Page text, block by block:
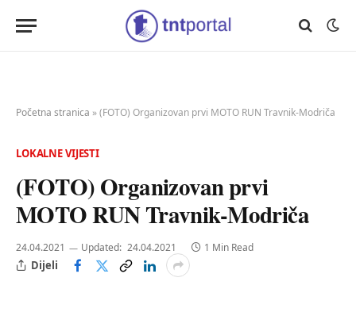
Početna stranica »(FOTO) Organizovan prvi MOTO RUN Travnik-Modriča
LOKALNE VIJESTI
(FOTO) Organizovan prvi
MOTO RUN Travnik-Modriča
24.04.2021 Updated: 24.04.2021 1 Min Read
Dijeli